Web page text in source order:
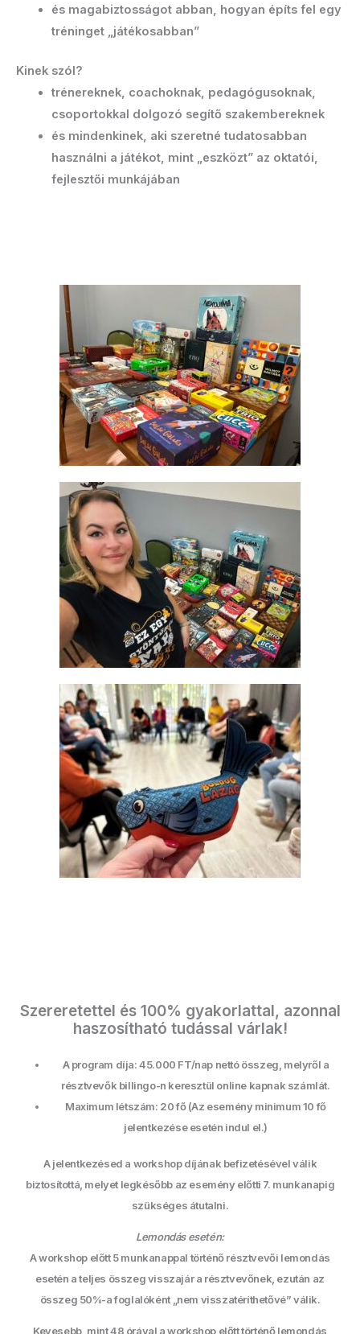
és magabiztosságot abban, hogyan építs fel egy
tréninget „játékosabban”
Kinek szól?
trénereknek, coachoknak, pedagógusoknak,
csoportokkal dolgozó segítő szakembereknek
és mindenkinek, aki szeretné tudatosabban
használni a játékot, mint „eszközt” az oktatói,
fejlesztői munkájában
Szereretettel és 100% gyakorlattal, azonnal
haszosítható tudással várlak!
A program díja: 45.000 FT/nap nettó összeg, melyről a
résztvevők billingo-n keresztül online kapnak számlát.
Maximum létszám: 20 fő (Az esemény minimum 10 fő
jelentkezése esetén indul el.)
A jelentkezésed a workshop díjának befizetésével válik
biztosítottá, melyet legkésőbb az esemény előtti 7. munkanapig
szükséges átutalni.
Lemondás esetén:
A workshop előtt 5 munkanappal történő résztvevői lemondás
esetén a teljes összeg visszajár a résztvevőnek, ezután az
összeg 50%-a foglalóként „nem visszatéríthetővé” válik.
Kevesebb, mint 48 órával a workshop előtt történő lemondás